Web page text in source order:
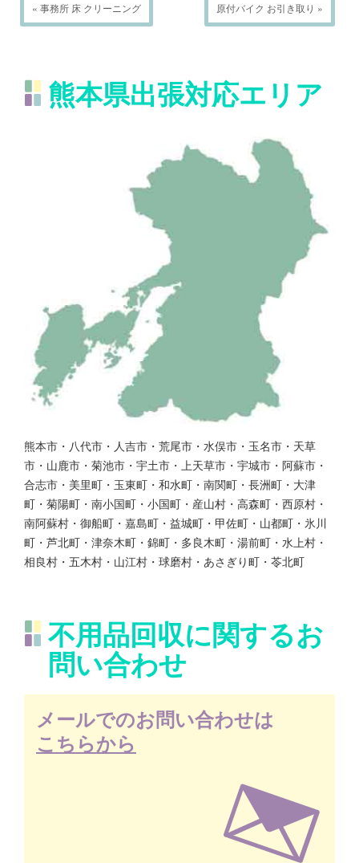
« 事務所 床 クリーニング 原付バイク お引き取り »
熊本県出張対応エリア
熊本市・八代市・人吉市・荒尾市・水俣市・玉名市・天草
市・山鹿市・菊池市・宇土市・上天草市・宇城市・阿蘇市・
合志市・美里町・玉東町・和水町・南関町・長洲町・大津
町・菊陽町・南小国町・小国町・産山村・高森町・西原村・
南阿蘇村・御船町・嘉島町・益城町・甲佐町・山都町・氷川
町・芦北町・津奈木町・錦町・多良木町・湯前町・水上村・
相良村・五木村・山江村・球磨村・あさぎり町・苓北町
不用品回収に関するお
問い合わせ
メールでのお問い合わせは
こちらから